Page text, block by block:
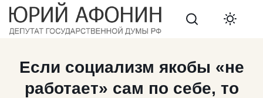
Search
Если социализм якобы «не
работает» сам по себе, то